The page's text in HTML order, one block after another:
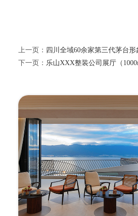
上一页： 四川全域60余家第三代茅台
下一页： 乐山XXX整装公司展厅（